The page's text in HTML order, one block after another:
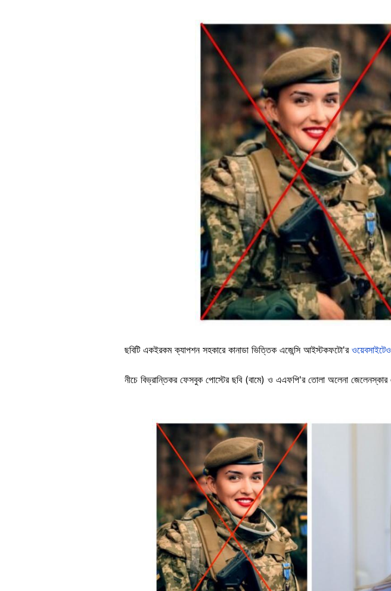
Image
ছবিটি একইরকম ক্যাপশন সহকারে কানাডা ভিত্তিক এজেন্সি আইস্টকফটো'র ওয়েবসাইটেও
নীচে বিভ্রান্তিকর ফেসবুক পোস্টের ছবি (বামে) ও এএফপি'র তোলা অলেনা